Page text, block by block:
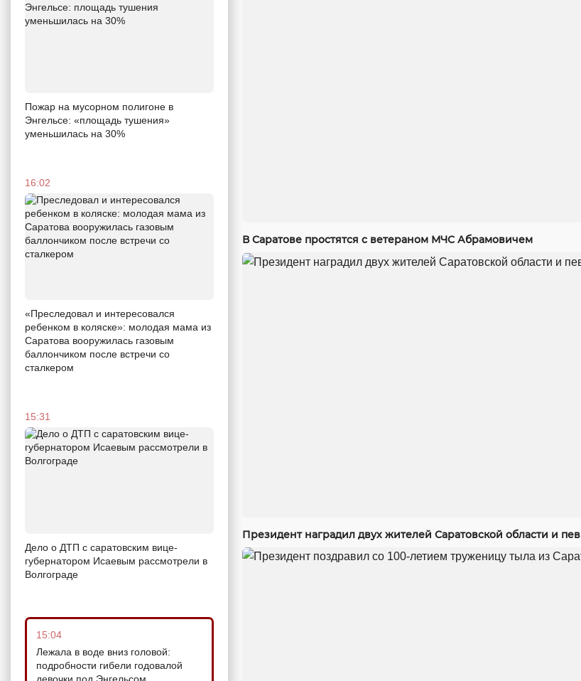
Пожар на мусорном полигоне в
Энгельсе: «площадь тушения»
уменьшилась на 30%
16:02
«Преследовал и интересовался
ребенком в коляске»: молодая мама из
Саратова вооружилась газовым
баллончиком после встречи со
сталкером
15:31
Дело о ДТП с саратовским вице-
губернатором Исаевым рассмотрели в
Волгограде
15:04
Лежала в воде вниз головой:
подробности гибели годовалой
девочки под Энгельсом
В Саратове простятся с ветераном МЧС Абрамовичем
Президент наградил двух жителей Саратовской области и